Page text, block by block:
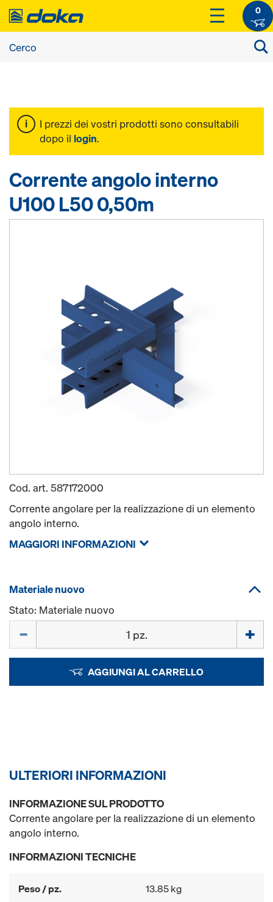
0
I prezzi dei vostri prodotti sono consultabili
dopo il login.
Corrente angolo interno
U100 L50 0,50m
Cod. art. 587172000
Corrente angolare per la realizzazione di un elemento
angolo interno.
MAGGIORI INFORMAZIONI
Materiale nuovo
Stato: Materiale nuovo
AGGIUNGI AL CARRELLO
ULTERIORI INFORMAZIONI
INFORMAZIONE SUL PRODOTTO
Corrente angolare per la realizzazione di un elemento
angolo interno.
INFORMAZIONI TECNICHE
Peso / pz. 13.85 kg